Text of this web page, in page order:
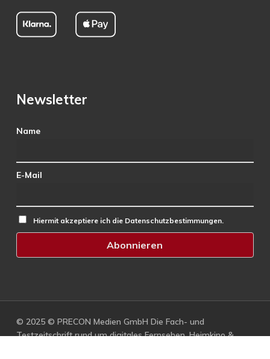
Newsletter
Name
E-Mail
Hiermit akzeptiere ich die Datenschutzbestimmungen.
© 2025 © PRECON Medien GmbH Die Fach- und
Testzeitschrift rund um digitales Fernsehen, Heimkino &